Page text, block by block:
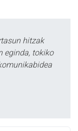
hitzak
eginda, tokiko